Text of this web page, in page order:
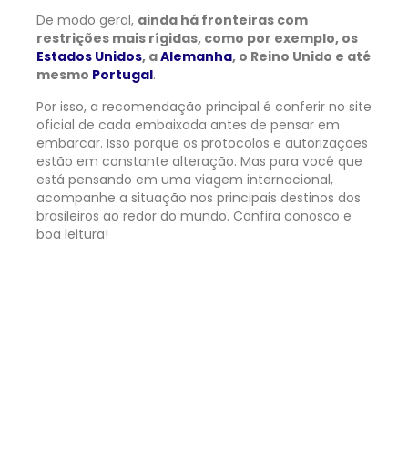
De modo geral, ainda há fronteiras com
restrições mais rígidas, como por exemplo, os
Estados Unidos, aAlemanha, o Reino Unido e até
mesmo Portugal.
Por isso, a recomendação principal é conferir no site
oficial de cada embaixada antes de pensar em
embarcar. Isso porque os protocolos e autorizações
estão em constante alteração. Mas para você que
está pensando em uma viagem internacional,
acompanhe a situação nos principais destinos dos
brasileiros ao redor do mundo. Confira conosco e
boa leitura!